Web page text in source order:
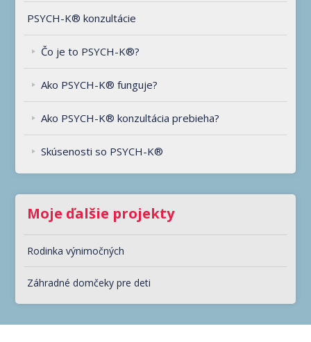
PSYCH-K® konzultácie
Čo je to PSYCH-K®?
Ako PSYCH-K® funguje?
Ako PSYCH-K® konzultácia prebieha?
Skúsenosti so PSYCH-K®
Moje ďalšie projekty
Rodinka výnimočných
Záhradné domčeky pre deti